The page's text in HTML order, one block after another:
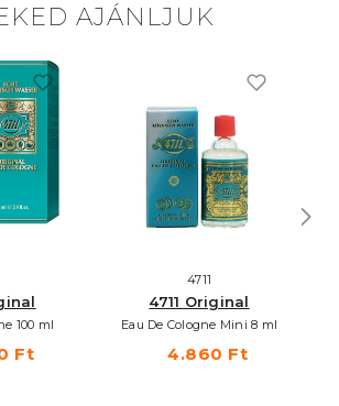
AJÁNLJUK
100 ml
Ft
4711
4711 Original
Eau De Cologne Mini 8 ml
4.860 Ft